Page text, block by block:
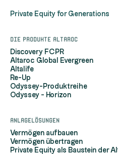
Private Equity for Generations
Die Produkte Altaroc
Discovery FCPR
Altaroc Global Evergreen
Altalife
Re-Up
Odyssey-Produktreihe
Odyssey - Horizon
Anlagelösungen
Vermögen aufbauen
Vermögen übertragen
Private Equity als Baustein der